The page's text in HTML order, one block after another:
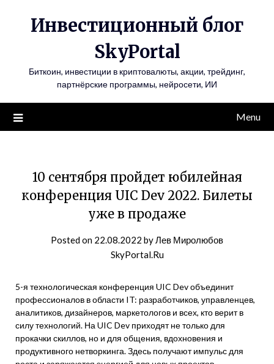
Инвестиционный блог
SkyPortal
Биткоин, инвестиции в криптовалюты, акции, трейдинг,
партнёрские программы, нейросети, ИИ
Menu
10 сентября пройдет юбилейная
конференция UIC Dev 2022. Билеты
уже в продаже
Posted on 22.08.2022 byЛев Миролюбов
SkyPortal.Ru
5-я технологическая конференция UIC Dev объединит
профессионалов в области IT: разработчиков, управленцев,
аналитиков, дизайнеров, маркетологов и всех, кто верит в
силу технологий. На UIC Dev приходят не только для
прокачки скиллов, но и для общения, вдохновения и
продуктивного нетворкинга. Здесь получают импульс для